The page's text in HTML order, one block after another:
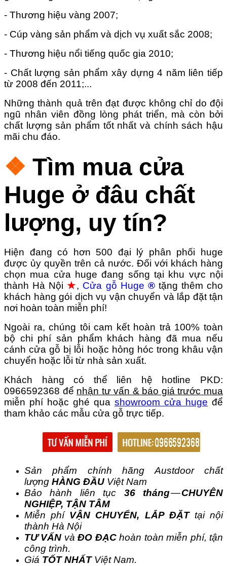
- Thương hiệu vàng 2007;
- Cúp vàng sản phẩm và dịch vụ xuất sắc 2008;
- Thương hiệu nổi tiếng quốc gia 2010;
- Chất lượng sản phẩm xây dựng 4 năm liên tiếp
từ 2008 đến 2011;...
Những thành quả trên đạt được không chỉ do đội
ngũ nhân viên đồng lòng phát triển, mà còn bởi
chất lượng sản phẩm tốt nhất và chính sách hậu
mãi chu đáo.
❖ Tìm mua cửa
Huge ở đâu chất
lượng, uy tín?
Hiện đang có hơn 500 đại lý phân phối huge
được ủy quyền trên cả nước. Đối với khách hàng
chọn mua cửa huge đang sống tại khu vực nội
thành Hà Nội ★, Cửa gỗ Huge ® tặng thêm cho
khách hàng gói dịch vụ vận chuyển và lắp đặt tận
nơi hoàn toàn miễn phí!
Ngoài ra, chúng tôi cam kết hoàn trả 100% toàn
bộ chi phí sản phẩm khách hàng đã mua nếu
cánh cửa gỗ bị lỗi hoặc hỏng hóc trong khâu vận
chuyển hoặc lỗi từ nhà sản xuất.
Khách hàng có thể liên hệ hotline PKD:
0966592368 để nhận tư vấn & báo giá trước mua
miễn phí hoặc ghé qua showroom cửa huge để
tham khảo các mẫu cửa gỗ trực tiếp.
Sản phẩm chính hãng Austdoor chất
lượng HÀNG ĐẦU Việt Nam
Bảo hành liên tục 36 tháng—CHUYÊN
NGHIỆP, TẬN TÂM
Miễn phí VẬN CHUYỂN, LẮP ĐẶTtại nội
thành Hà Nội
TƯ VẤN vàĐO ĐẠChoàn toàn miễn phí, tận
công trình.
Giá TỐT NHẤTViệt Nam.